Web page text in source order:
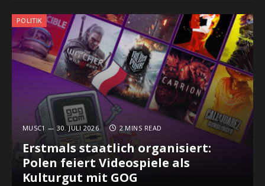
POLITIK
MUSC1 30. JULI 2026 2 MINS READ
Erstmals staatlich organisiert:
Polen feiert Videospiele als
Kulturgut mit GOG